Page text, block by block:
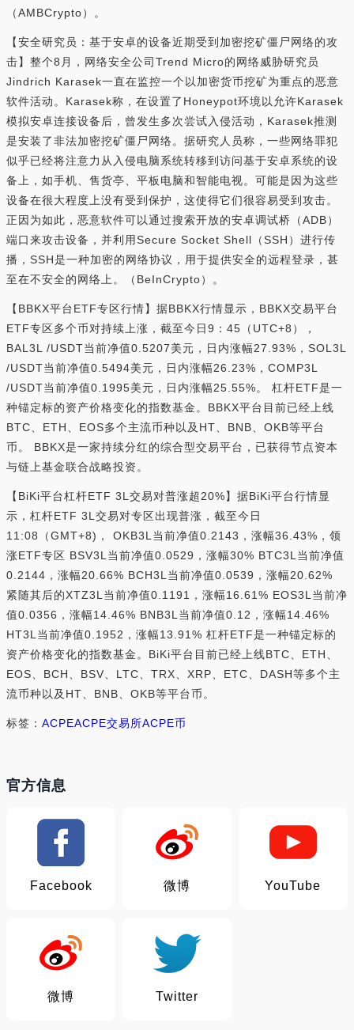
（AMBCrypto）。
【安全研究员：基于安卓的设备近期受到加密挖矿僵尸网络的攻
击】整个8月，网络安全公司Trend Micro的网络威胁研究员
Jindrich Karasek一直在监控一个以加密货币挖矿为重点的恶意
软件活动。Karasek称，在设置了Honeypot环境以允许Karasek
模拟安卓连接设备后，曾发生多次尝试入侵活动，Karasek推测
是安装了非法加密挖矿僵尸网络。据研究人员称，一些网络罪犯
似乎已经将注意力从入侵电脑系统转移到访问基于安卓系统的设
备上，如手机、售货亭、平板电脑和智能电视。可能是因为这些
设备在很大程度上没有受到保护，这使得它们很容易受到攻击。
正因为如此，恶意软件可以通过搜索开放的安卓调试桥（ADB）
端口来攻击设备，并利用Secure Socket Shell（SSH）进行传
播，SSH是一种加密的网络协议，用于提供安全的远程登录，甚
至在不安全的网络上。（BeInCrypto）。
【BBKX平台ETF专区行情】据BBKX行情显示，BBKX交易平台
ETF专区多个币对持续上涨，截至今日9：45（UTC+8），
BAL3L /USDT当前净值0.5207美元，日内涨幅27.93%，SOL3L
/USDT当前净值0.5494美元，日内涨幅26.23%，COMP3L
/USDT当前净值0.1995美元，日内涨幅25.55%。 杠杆ETF是一
种锚定标的资产价格变化的指数基金。BBKX平台目前已经上线
BTC、ETH、EOS多个主流币种以及HT、BNB、OKB等平台
币。 BBKX是一家持续分红的综合型交易平台，已获得节点资本
与链上基金联合战略投资。
【BiKi平台杠杆ETF 3L交易对普涨超20%】据BiKi平台行情显
示，杠杆ETF 3L交易对专区出现普涨，截至今日
11:08（GMT+8)， OKB3L当前净值0.2143，涨幅36.43%，领
涨ETF专区 BSV3L当前净值0.0529，涨幅30% BTC3L当前净值
0.2144，涨幅20.66% BCH3L当前净值0.0539，涨幅20.62%
紧随其后的XTZ3L当前净值0.1191，涨幅16.61% EOS3L当前净
值0.0356，涨幅14.46% BNB3L当前净值0.12，涨幅14.46%
HT3L当前净值0.1952，涨幅13.91% 杠杆ETF是一种锚定标的
资产价格变化的指数基金。BiKi平台目前已经上线BTC、ETH、
EOS、BCH、BSV、LTC、TRX、XRP、ETC、DASH等多个主
流币种以及HT、BNB、OKB等平台币。
标签： ACPEACPE交易所ACPE币
官方信息
Facebook 微博 YouTube
微博 Twitter